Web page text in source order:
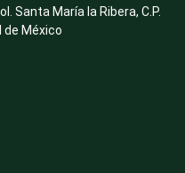
Santa María la Ribera, C.P.
de México